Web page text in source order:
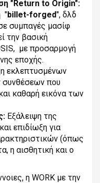
"Return to Origin":
"billet-forged", δλδ
συμπαγές μασίφ
την βασική
με προσαρμογή
εποχής.
εκλεπτυσμένων
συνθέσεων που
καθαρή εικόνα των
Εξάλειψη της
επιδίωξη για
(όπως
η αισθητική και ο
η WORK με την